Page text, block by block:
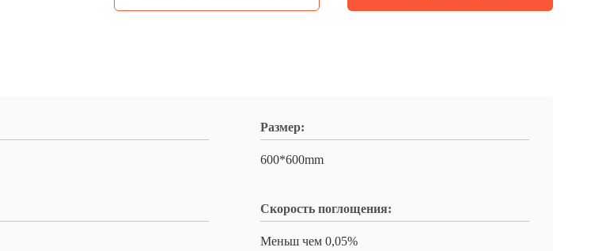
Размер:
600*600mm
Скорость поглощения:
Меньш чем 0,05%